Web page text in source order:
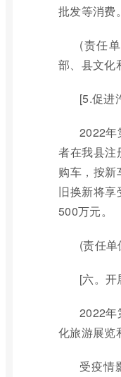
批发等消费。
(责任
部、县文化
[5.促进
2022年
者在我县注
购车，按
旧换新将
500万元。
(责任
[六。开
2022年
化旅游展览
受疫情